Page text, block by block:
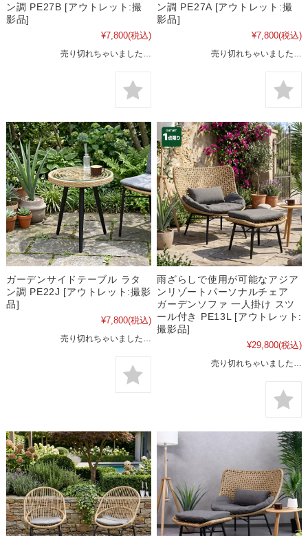
ン調 PE27B [アウトレット:撮
影品]
¥7,800(税込)
売り切れちゃいました…
ン調 PE27A [アウトレット:撮
影品]
¥7,800(税込)
売り切れちゃいました…
ガーデンサイドテーブル ラタ
ン調 PE22J [アウトレット:撮影
品]
¥7,800(税込)
売り切れちゃいました…
雨ざらしで使用が可能なアジア
ンリゾートパーソナルチェア
ガーデンソファ 一人掛け スツ
ール付き PE13L [アウトレット:
撮影品]
¥29,800(税込)
売り切れちゃいました…